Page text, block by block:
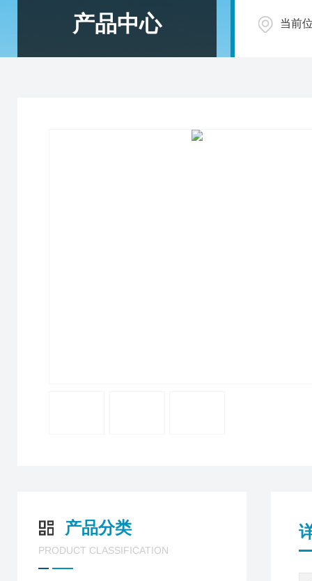
产品中心 当前
产品分类
PRODUCT CLASSIFICATION